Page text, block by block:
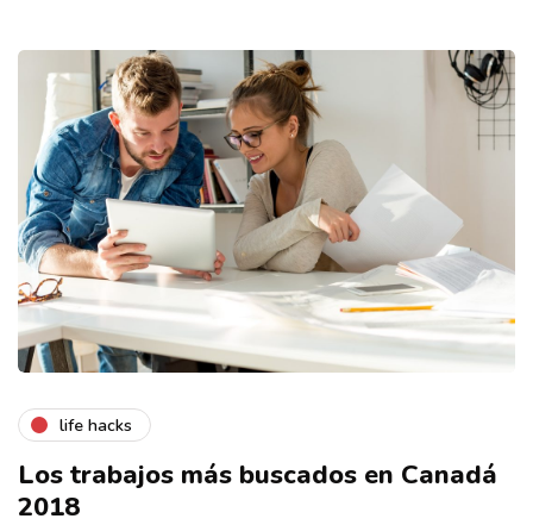
life hacks
Los trabajos más buscados en Canadá
2018